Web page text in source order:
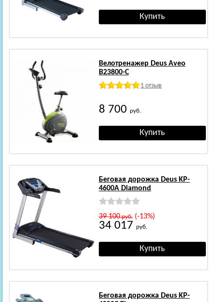
Велотренажер Deus Aveo
B23800-C
1 отзыв
8 700 руб.
Беговая дорожка Deus KP-
4600A Diamond
39 100руб.(-13%)
34 017 руб.
Беговая дорожка Deus KP-